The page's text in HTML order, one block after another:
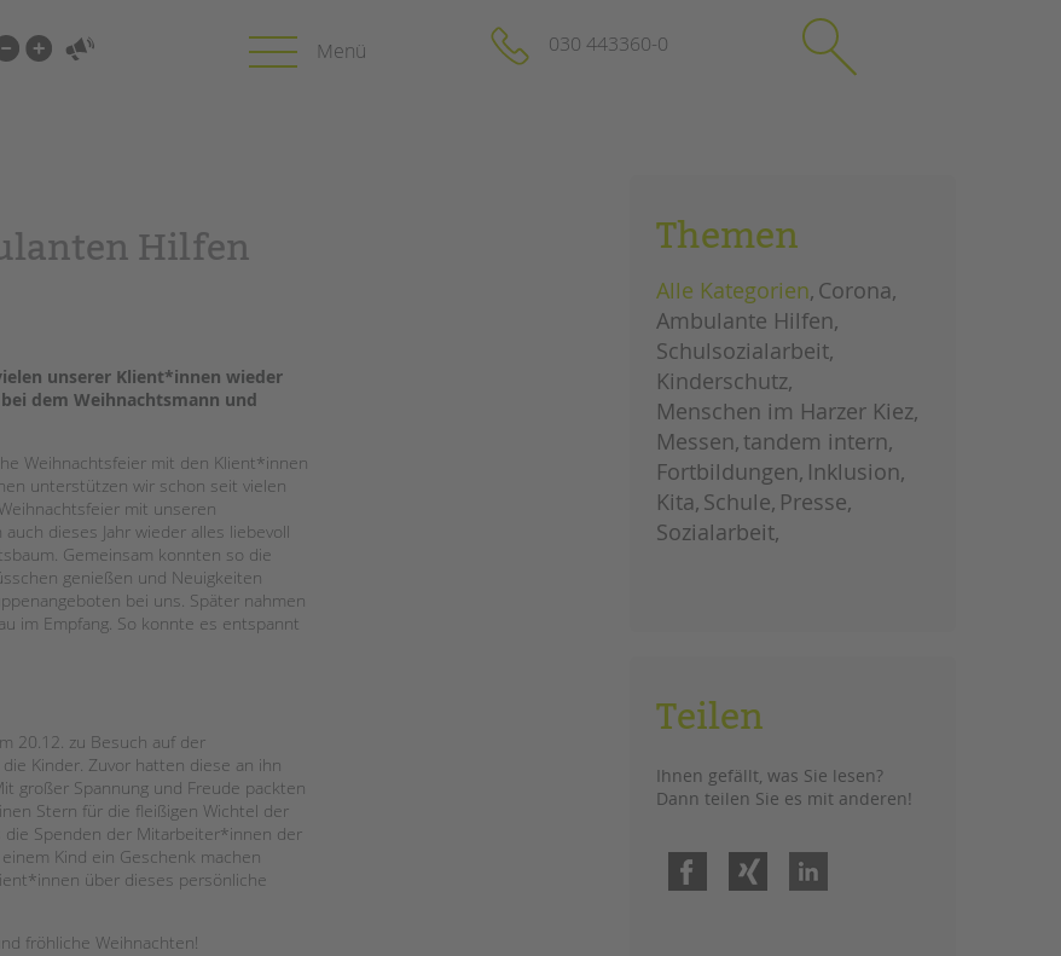
schoolcoach BTL
tandem international
Impressum
Datenschutz
Hinweisgebersystem
Intranet
schließen
030 443360-0
Suchen
Hilfen
unserer Klient*innen wieder
dem Weihnachtsmann und
Weihnachtsfeier mit den Klient*innen
unterstützen wir schon seit vielen
mit unseren
dieses Jahr wieder alles liebevoll
Gemeinsam konnten so die
genießen und Neuigkeiten
bei uns. Später nahmen
im Empfang. So konnte es entspannt
20.12. zu Besuch auf der
Kinder. Zuvor hatten diese an ihn
großer Spannung und Freude packten
Stern für die fleißigen Wichtel der
die Spenden der Mitarbeiter*innen der
Kind ein Geschenk machen
über dieses persönliche
fröhliche Weihnachten!
Themen
Alle Kategorien Corona
Ambulante Hilfen
Schulsozialarbeit
Kinderschutz
Menschen im Harzer Kiez
Messen tandem intern
Fortbildungen Inklusion
Kita Schule Presse
Sozialarbeit
Teilen
Ihnen gefällt, was Sie lesen?
Dann teilen Sie es mit anderen!
Facebook